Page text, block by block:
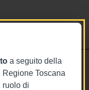
a seguito della
Toscana
ruolo di